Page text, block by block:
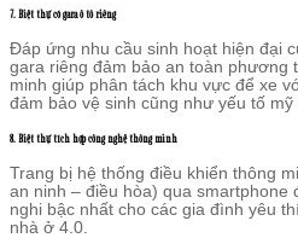
7. Biệt thự có gara ô tô riêng
Đáp ứng nhu cầu sinh hoạt hiện đại
gara riêng đảm bảo an toàn phương
minh giúp phân tách khu vực để xe
đảm bảo vệ sinh cũng như yếu tố mỹ
8. Biệt thự tích hợp công nghệ thông minh
Trang bị hệ thống điều khiển thông
an ninh – điều hòa) qua smartphone
nghi bậc nhất cho các gia đình yêu
nhà ở 4.0.